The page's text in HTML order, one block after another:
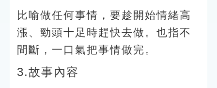
比喻做任何事情，要趁開始情緒高
漲、勁頭十足時趕快去做。也指不
間斷，一口氣把事情做完。
3.故事內容